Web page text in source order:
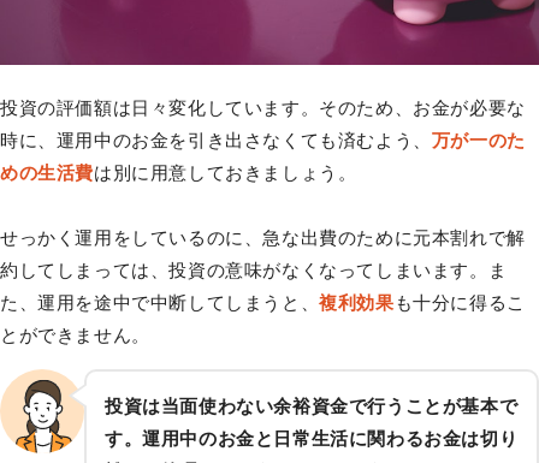
投資の評価額は日々変化しています。そのため、お金が必要な
時に、運用中のお金を引き出さなくても済むよう、 万が一のた
めの生活費は別に用意しておきましょう。
せっかく運用をしているのに、急な出費のために元本割れで解
約してしまっては、投資の意味がなくなってしまいます。ま
た、運用を途中で中断してしまうと、複利効果 も十分に得るこ
とができません。
投資は当面使わない余裕資金で行うことが基本で
す。運用中のお金と日常生活に関わるお金は切り